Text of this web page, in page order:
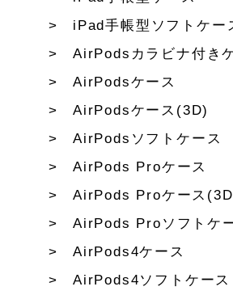
iPad手帳型ソフトケー
AirPodsカラビナ付き
AirPodsケース
AirPodsケース(3D)
AirPodsソフトケース
AirPods Proケース
AirPods Proケース
AirPods Proソフトケ
AirPods4ケース
AirPods4ソフトケース